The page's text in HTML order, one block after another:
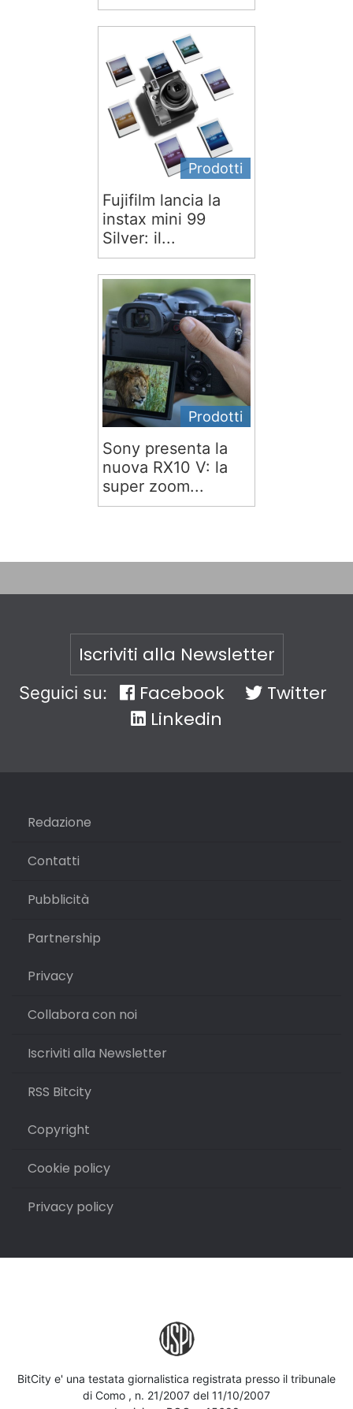
Prodotti
Fujifilm lancia la
instax mini 99
Silver: il...
Prodotti
Sony presenta la
nuova RX10 V: la
super zoom...
Iscriviti alla Newsletter
Seguici su: Facebook
Twitter
Linkedin
Redazione
Contatti
Pubblicità
Partnership
Privacy
Collabora con noi
Iscriviti alla Newsletter
RSS Bitcity
Copyright
Cookie policy
Privacy policy
BitCity e' una testata giornalistica registrata presso il tribunale
di Como , n. 21/2007 del 11/10/2007